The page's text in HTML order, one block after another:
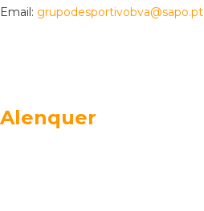
Email: grupodesportivobva@sapo.pt
Alenquer